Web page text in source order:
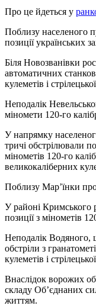
Про це йдеться у
Поблизу населеного
позиції українських
Біля Новозванівки
автоматичних
кулеметів і
Неподалік
міномети 120-го
У напрямку
тричі обстрілювали
мінометів 120-го
великокаліберних
Поблизу Мар’їнки
У районі Кримського
позиції з мінометів
Неподалік Водяного,
обстріли з
кулеметів і
Внаслідок ворожих
складу Об’єднаних
життям.